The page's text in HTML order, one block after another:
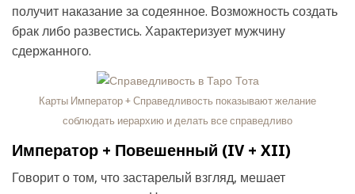
получит наказание за содеянное. Возможность создать
брак либо развестись. Характеризует мужчину
сдержанного.
Карты Император + Справедливость показывают желание
соблюдать иерархию и делать все справедливо
Император + Повешенный (IV + XII)
Говорит о том, что застарелый взгляд, мешает